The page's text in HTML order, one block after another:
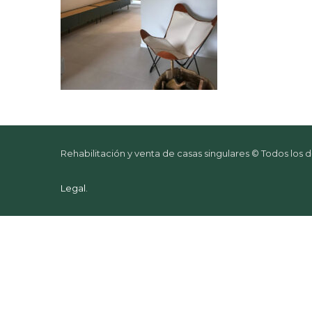
Rehabilitación y venta de casas singulares © Todos los
Legal